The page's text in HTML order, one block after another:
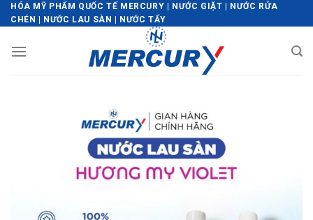
Skip
to
HÓA MỸ PHẨM QUỐC TẾ MERCURY | NƯỚC GIẶT | NƯỚC RỬA
CHÉN | NƯỚC LAU SÀN | NƯỚC TẨY